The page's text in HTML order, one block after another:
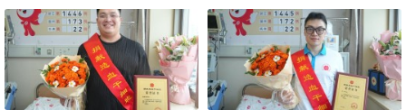
造血干细胞传递希望 – 2026年07
月27日